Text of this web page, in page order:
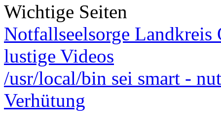
Wichtige Seiten
Notfallseelsorge Landkreis
lustige Videos
/usr/local/bin sei smart -
Verhütung